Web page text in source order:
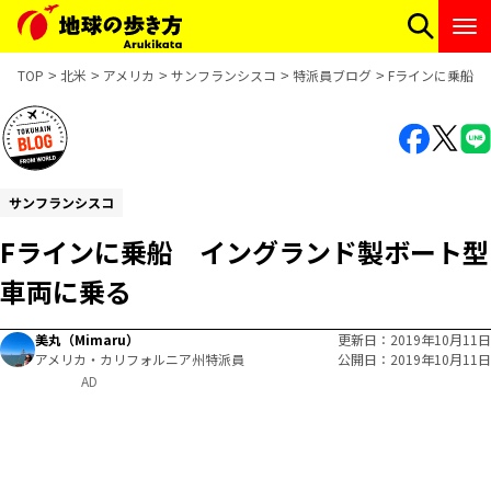
TOP 北米 アメリカ サンフランシスコ 特派員ブログ Fラインに乗船
サンフランシスコ
Fラインに乗船 イングランド製ボート型
車両に乗る
美丸（Mimaru）
アメリカ・カリフォルニア州特派員
更新日
2019年10月11日
公開日
2019年10月11日
AD